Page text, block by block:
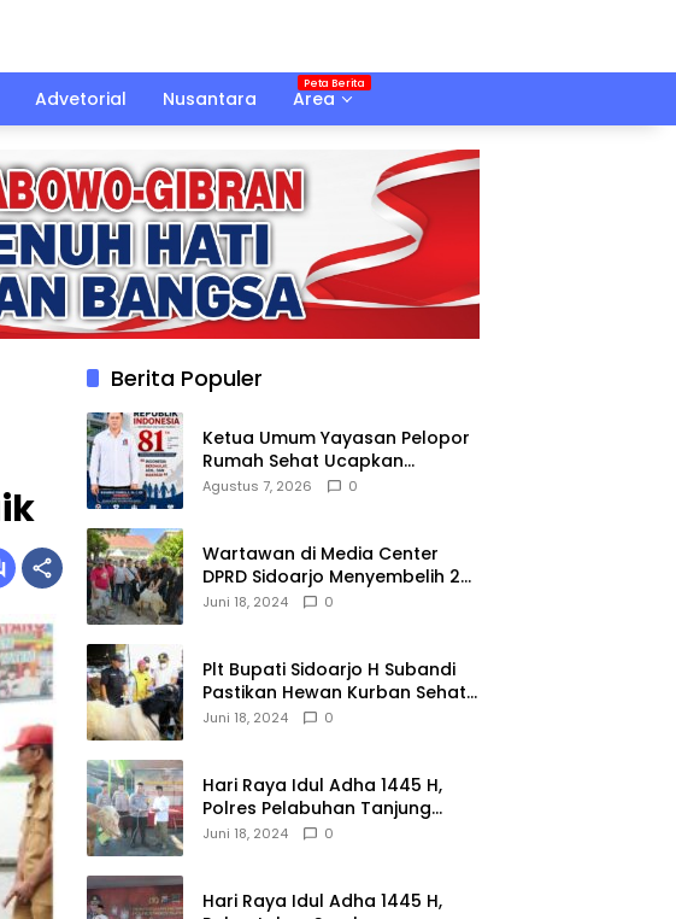
Advetorial Nusantara Area
Berita Populer
Ketua Umum Yayasan Pelopor
Rumah Sehat Ucapkan
Dirgahayu RI ke-81
Agustus 7, 2026 0
Wartawan di Media Center
DPRD Sidoarjo Menyembelih 2
Ekor Kambing
Juni 18, 2024 0
Plt Bupati Sidoarjo H Subandi
Pastikan Hewan Kurban Sehat
dan Aman
Juni 18, 2024 0
Hari Raya Idul Adha 1445 H,
Polres Pelabuhan Tanjung
Perak Salurkan 49 Hewan
Juni 18, 2024 0
Hari Raya Idul Adha 1445 H,